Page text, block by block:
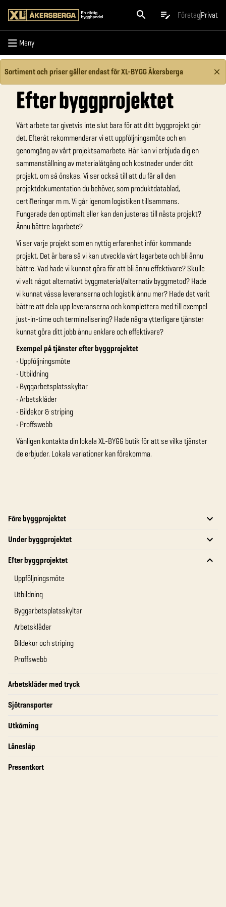
FöretagPrivat
Meny
Meny
Sortiment och priser gäller endast för XL-BYGG Åkersberga
Före byggprojektet
Under byggprojektet
Efter byggprojektet
Uppföljningsmöte
Utbildning
Byggarbetsplatsskyltar
Arbetskläder
Bildekor och striping
Proffswebb
Arbetskläder med tryck
Sjötransporter
Utkörning
Lånesläp
Presentkort
Efter byggprojektet
Vårt arbete tar givetvis inte slut bara för att ditt byggprojekt gör
det. Efteråt rekommenderar vi ett uppföljningsmöte och en
genomgång av vårt projektsamarbete. Här kan vi erbjuda dig en
sammanställning av materialåtgång och kostnader under ditt
projekt, om så önskas. Vi ser också till att du får all den
projektdokumentation du behöver, som produktdatablad,
certifieringar m m. Vi går igenom logistiken tillsammans.
Fungerade den optimalt eller kan den justeras till nästa projekt?
Ännu bättre lagarbete?
Vi ser varje projekt som en nyttig erfarenhet inför kommande
projekt. Det är bara så vi kan utveckla vårt lagarbete och bli ännu
bättre. Vad hade vi kunnat göra för att bli ännu effektivare? Skulle
vi valt något alternativt byggmaterial/alternativ byggmetod? Hade
vi kunnat vässa leveranserna och logistik ännu mer? Hade det varit
bättre att dela upp leveranserna och komplettera med till exempel
just-in-time och terminalisering? Hade några ytterligare tjänster
kunnat göra ditt jobb ännu enklare och effektivare?
Exempel på tjänster efter byggprojektet
• Uppföljningsmöte
• Utbildning
• Byggarbetsplatsskyltar
• Arbetskläder
• Bildekor & striping
• Proffswebb
Vänligen kontakta din lokala XL-BYGG butik för att se vilka tjänster
de erbjuder. Lokala variationer kan förekomma.